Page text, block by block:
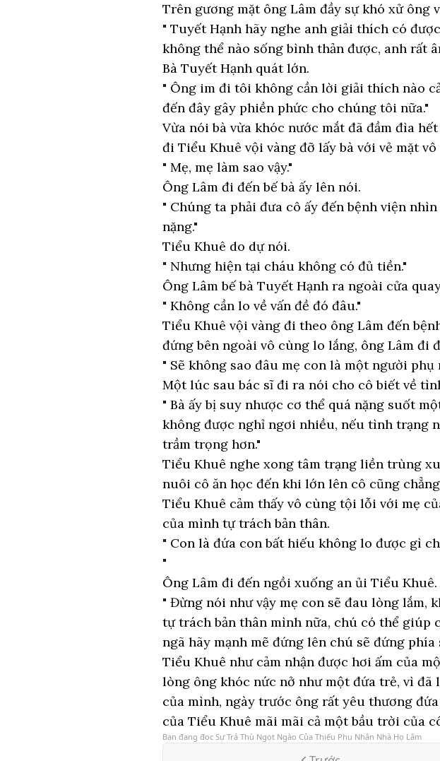
Trên gương mặt ông Lâm đầy sự khó xử ông
" Tuyết Hạnh hãy nghe anh giải thích có
không thể nào sống bình thản được, anh rất
Bà Tuyết Hạnh quát lớn.
" Ông im đi tôi không cần lời giải thích nào
đến đây gây phiền phức cho chúng tôi nữa."
Vừa nói bà vừa khóc nước mắt đã đầm đìa
đi Tiểu Khuê vội vàng đỡ lấy bà với vẻ mặt
" Mẹ, mẹ làm sao vậy."
Ông Lâm đi đến bế bà ấy lên nói.
" Chúng ta phải đưa cô ấy đến bệnh viện
nặng."
Tiểu Khuê do dự nói.
" Nhưng hiện tại cháu không có đủ tiền."
Ông Lâm bế bà Tuyết Hạnh ra ngoài cửa
" Không cần lo về vấn đề đó đâu."
Tiểu Khuê vội vàng đi theo ông Lâm đến
đứng bên ngoài vô cùng lo lắng, ông Lâm đi
" Sẽ không sao đâu mẹ con là một người phụ
Một lúc sau bác sĩ đi ra nói cho cô biết về
" Bà ấy bị suy nhược cơ thể quá nặng suốt
không được nghỉ ngơi nhiều, nếu tình trạng
trầm trọng hơn."
Tiểu Khuê nghe xong tâm trạng liền trùng
nuôi cô ăn học đến khi lớn lên cô cũng
Tiểu Khuê cảm thấy vô cùng tội lỗi với mẹ
của mình tự trách bản thân.
" Con là đứa con bất hiếu không lo được gì
"
Ông Lâm đi đến ngồi xuống an ủi Tiểu Khuê.
" Đừng nói như vậy mẹ con sẽ đau lòng lắm,
tự trách bản thân mình nữa, chú có thể giúp
ngã hãy mạnh mẽ đứng lên chú sẽ đứng phía
Tiểu Khuê như cảm nhận được hơi ấm của
lòng ông khóc nức nở như một đứa trẻ, vì đã
của mình, ngày trước ông rất yêu thương
của Tiểu Khuê mãi mãi cả một bầu trời của
Bạn đang đọc Sự Trả Thù Ngọt Ngào Của Thiếu Phu Nhân Nhà Họ Lâm